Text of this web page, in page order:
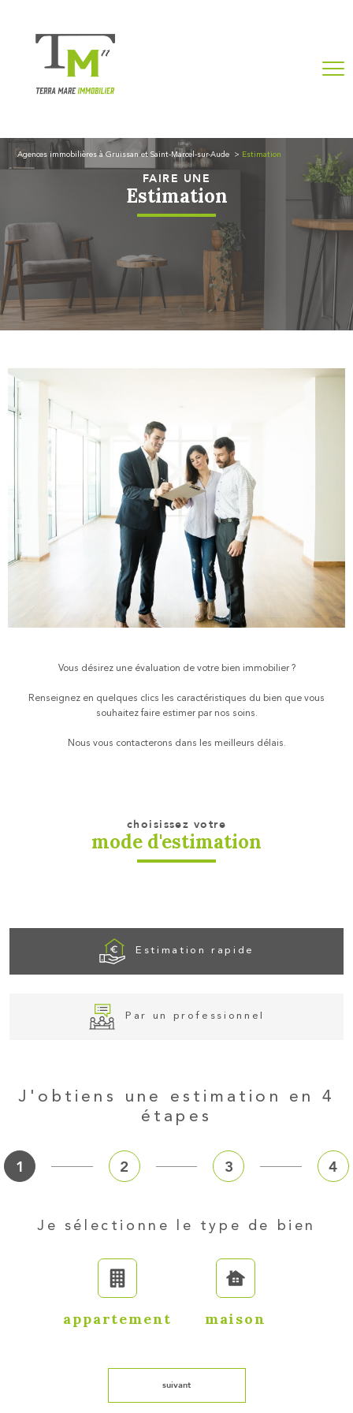
Agences immobilières à Gruissan et Saint-Marcel-sur-Aude Estimation
FAIRE UNE
Estimation
Vous désirez une évaluation de votre bien immobilier ?
Renseignez en quelques clics les caractéristiques du bien que vous
souhaitez faire estimer par nos soins.
Nous vous contacterons dans les meilleurs délais.
choisissez votre
mode d'estimation
Estimation rapide
Par un professionnel
J'obtiens une estimation en 4
étapes
1 2 3 4
Je sélectionne le type de bien
appartement maison
suivant